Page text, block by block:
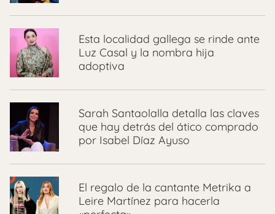
Esta localidad gallega se rinde ante
Luz Casal y la nombra hija
adoptiva
Sarah Santaolalla detalla las claves
que hay detrás del ático comprado
por Isabel Díaz Ayuso
El regalo de la cantante Metrika a
Leire Martínez para hacerla